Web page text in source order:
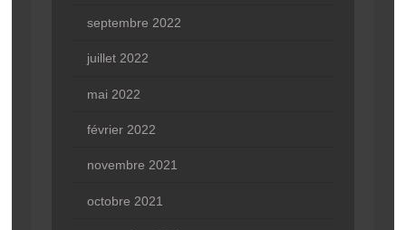
septembre 2022
juillet 2022
mai 2022
février 2022
novembre 2021
octobre 2021